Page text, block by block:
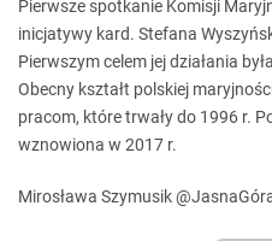
Pierwsze spotkanie Komisji
inicjatywy kard. Stefana
Pierwszym celem jej działania
Obecny kształt polskiej
pracom, które trwały do 1996 r.
wznowiona w 2017 r.
Mirosława Szymusik